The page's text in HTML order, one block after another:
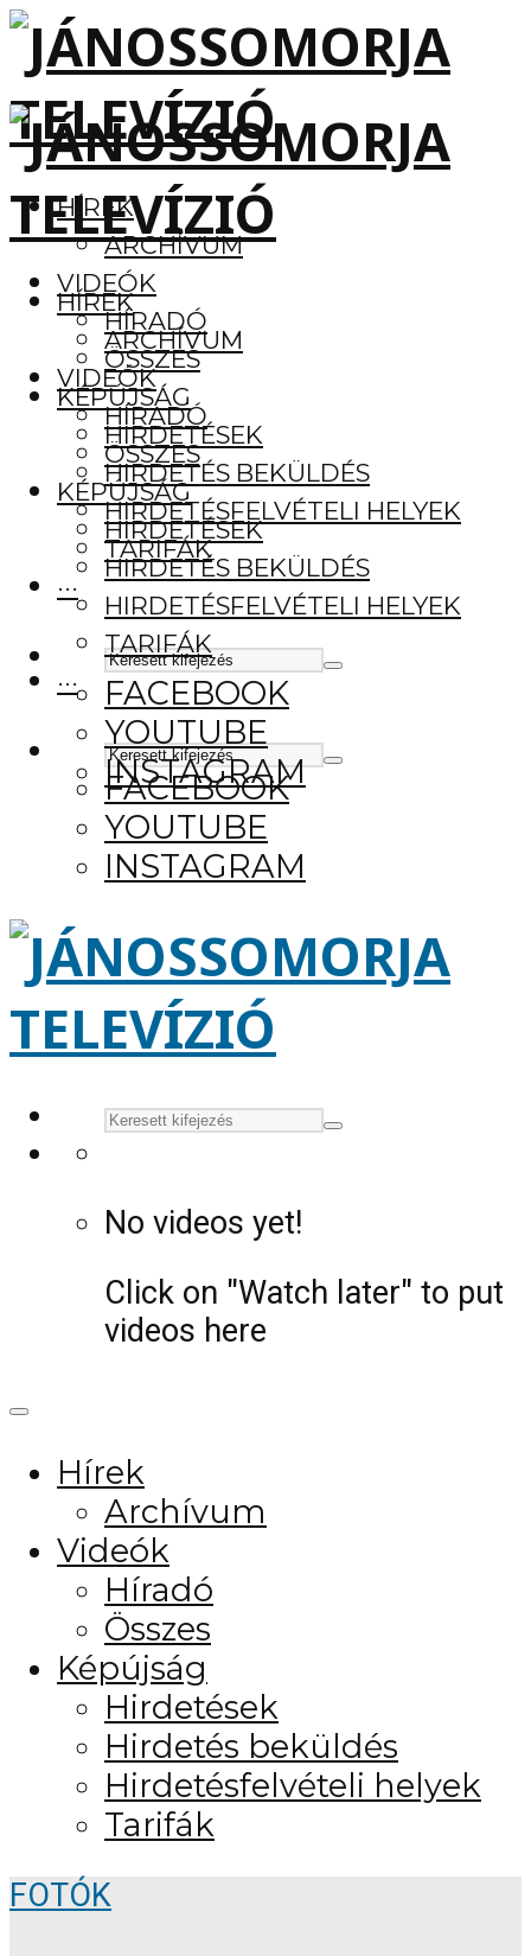
HÍREK
ARCHÍVUM
VIDEÓK
HÍRADÓ
ÖSSZES
KÉPÚJSÁG
HIRDETÉSEK
HIRDETÉS BEKÜLDÉS
HIRDETÉSFELVÉTELI HELYEK
TARIFÁK
···
FACEBOOK
YOUTUBE
INSTAGRAM
HÍREK
ARCHÍVUM
VIDEÓK
HÍRADÓ
ÖSSZES
KÉPÚJSÁG
HIRDETÉSEK
HIRDETÉS BEKÜLDÉS
HIRDETÉSFELVÉTELI HELYEK
TARIFÁK
···
FACEBOOK
YOUTUBE
INSTAGRAM
No videos yet!
Click on "Watch later" to put
videos here
Hírek
Archívum
Videók
Híradó
Összes
Képújság
Hirdetések
Hirdetés beküldés
Hirdetésfelvételi helyek
Tarifák
FOTÓK